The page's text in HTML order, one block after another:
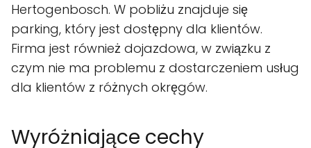
Hertogenbosch. W pobliżu znajduje się
parking, który jest dostępny dla klientów.
Firma jest również dojazdowa, w związku z
czym nie ma problemu z dostarczeniem usług
dla klientów z różnych okręgów.
Wyróżniające cechy